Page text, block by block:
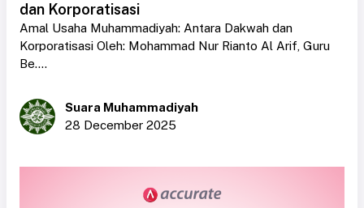
dan Korporatisasi
Amal Usaha Muhammadiyah: Antara Dakwah dan
Korporatisasi Oleh: Mohammad Nur Rianto Al Arif, Guru
Be....
Suara Muhammadiyah
28 December 2025